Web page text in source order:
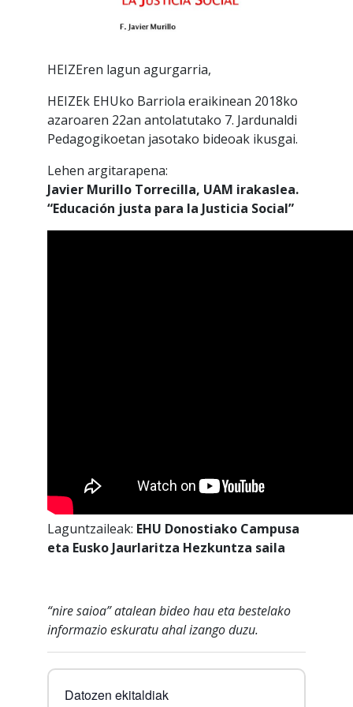
HEIZEren lagun agurgarria,
HEIZEk EHUko Barriola eraikinean 2018ko
azaroaren 22an antolatutako 7. Jardunaldi
Pedagogikoetan jasotako bideoak ikusgai.
Lehen argitarapena:
Javier Murillo Torrecilla, UAM irakaslea.
“Educación justa para la Justicia Social”
Laguntzaileak: EHU Donostiako Campusa
eta Eusko Jaurlaritza Hezkuntza saila
“nire saioa” atalean bideo hau eta bestelako
informazio eskuratu ahal izango duzu.
Datozen ekitaldiak